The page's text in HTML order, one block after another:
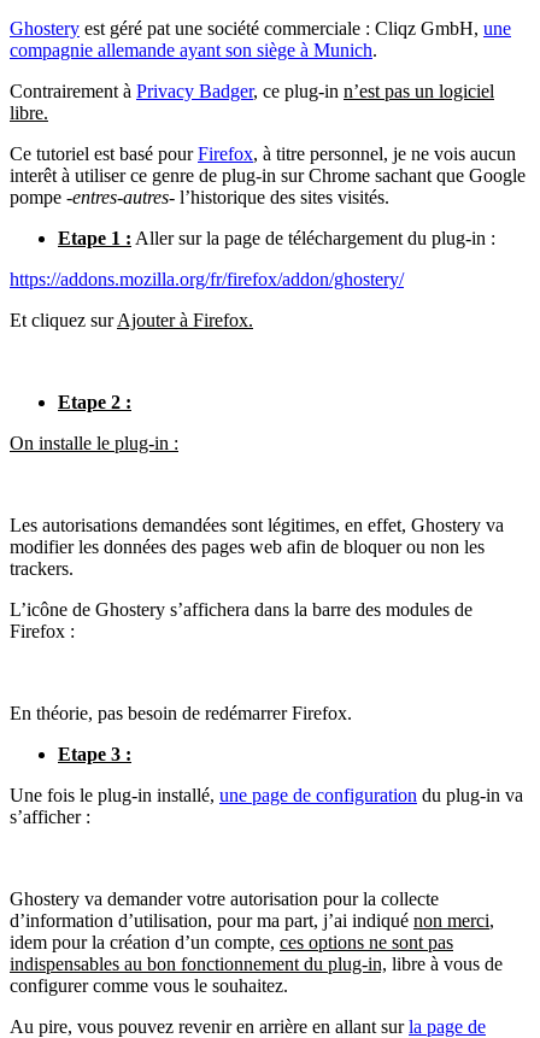
Ghostery est géré pat une société commerciale : Cliqz GmbH, une
compagnie allemande ayant son siège à Munich.
Contrairement à Privacy Badger, ce plug-in n’est pas un logiciel
libre.
Ce tutoriel est basé pourFirefox, à titre personnel, je ne vois aucun
interêt à utiliser ce genre de plug-in sur Chrome sachant que Google
pompe -entres-autres- l’historique des sites visités.
Etape 1 : Aller sur la page de téléchargement du plug-in :
https://addons.mozilla.org/fr/firefox/addon/ghostery/
Et cliquez surAjouter à Firefox.
Etape 2 :
On installe le plug-in :
Les autorisations demandées sont légitimes, en effet, Ghostery va
modifier les données des pages web afin de bloquer ou non les
trackers.
L’icône de Ghostery s’affichera dans la barre des modules de
Firefox :
En théorie, pas besoin de redémarrer Firefox.
Etape 3 :
Une fois le plug-in installé, une page de configuration du plug-in va
s’afficher :
Ghostery va demander votre autorisation pour la collecte
d’information d’utilisation, pour ma part, j’ai indiqué non merci,
idem pour la création d’un compte, ces options ne sont pas
indispensables au bon fonctionnement du plug-in, libre à vous de
configurer comme vous le souhaitez.
Au pire, vous pouvez revenir en arrière en allant surla page de